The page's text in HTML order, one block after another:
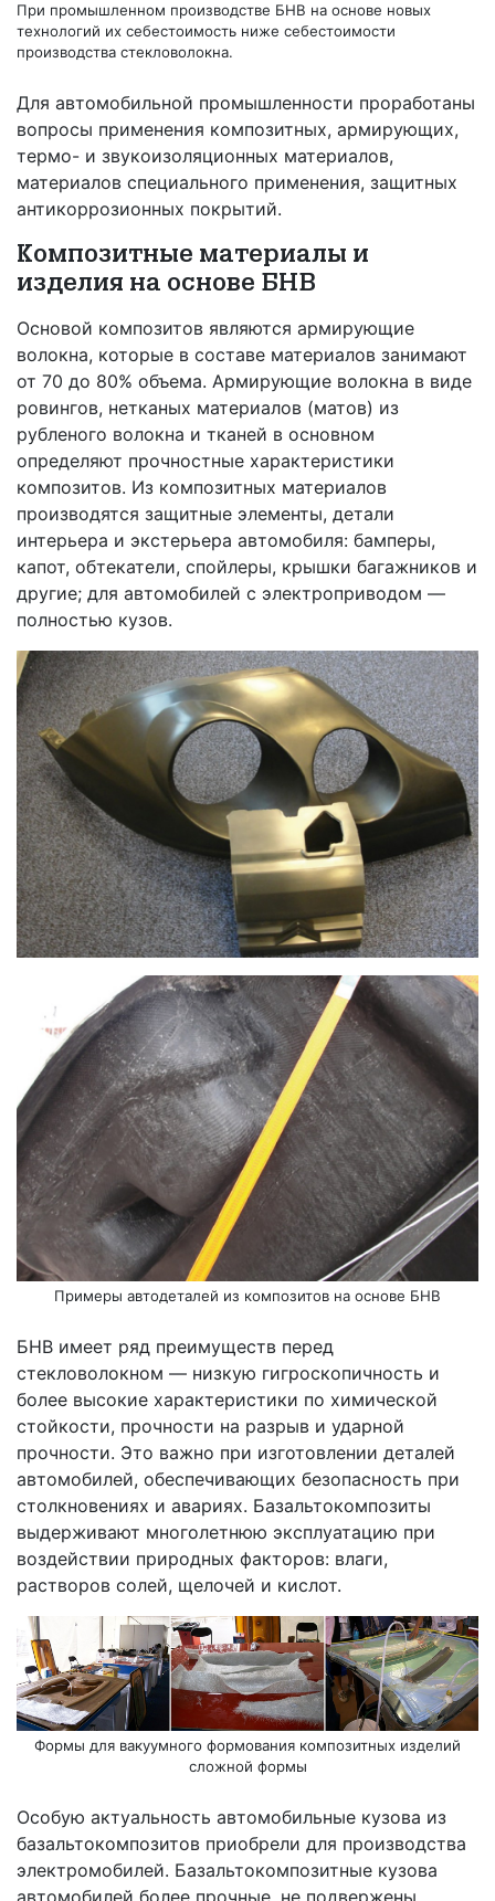
При промышленном производстве БНВ на основе новых
технологий их себестоимость ниже себестоимости
производства стекловолокна.
Для автомобильной промышленности проработаны
вопросы применения композитных, армирующих,
термо- и звукоизоляционных материалов,
материалов специального применения, защитных
антикоррозионных покрытий.
Композитные материалы и
изделия на основе БНВ
Основой композитов являются армирующие
волокна, которые в составе материалов занимают
от 70 до 80% объема. Армирующие волокна в виде
ровингов, нетканых материалов (матов) из
рубленого волокна и тканей в основном
определяют прочностные характеристики
композитов. Из композитных материалов
производятся защитные элементы, детали
интерьера и экстерьера автомобиля: бамперы,
капот, обтекатели, спойлеры, крышки багажников и
другие; для автомобилей с электроприводом —
полностью кузов.
Примеры автодеталей из композитов на основе БНВ
БНВ имеет ряд преимуществ перед
стекловолокном — низкую гигроскопичность и
более высокие характеристики по химической
стойкости, прочности на разрыв и ударной
прочности. Это важно при изготовлении деталей
автомобилей, обеспечивающих безопасность при
столкновениях и авариях. Базальтокомпозиты
выдерживают многолетнюю эксплуатацию при
воздействии природных факторов: влаги,
растворов солей, щелочей и кислот.
Формы для вакуумного формования композитных изделий
сложной формы
Особую актуальность автомобильные кузова из
базальтокомпозитов приобрели для производства
электромобилей. Базальтокомпозитные кузова
автомобилей более прочные, не подвержены